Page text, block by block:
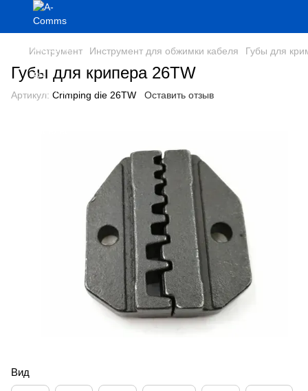
Инструмент Инструмент для обжимки кабеля Губы для
Губы для крипера 26TW
Артикул: Crimping die 26TW Оставить отзыв
Вид